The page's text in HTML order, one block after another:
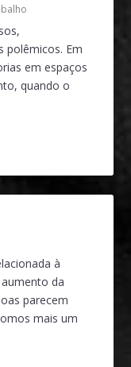
polêmicos. Em
em espaços
quando o
à
da
parecem
mais um